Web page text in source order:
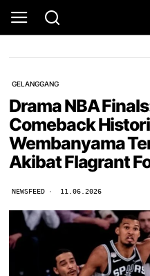
GELANGGANG
Drama NBA
Comeback
Wembanyama
Akibat Flagrant
NEWSFEED 11.06.2026